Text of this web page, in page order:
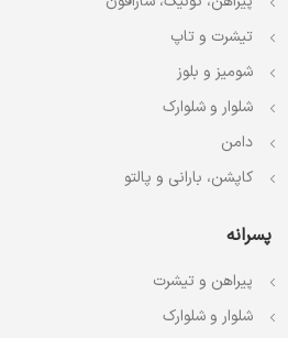
تیشرت و تاپ
شومیز و بلوز
شلوار و شلوارک
دامن
کاپشن، بارانی و پالتو
پسرانه
پیراهن و تیشرت
شلوار و شلوارک